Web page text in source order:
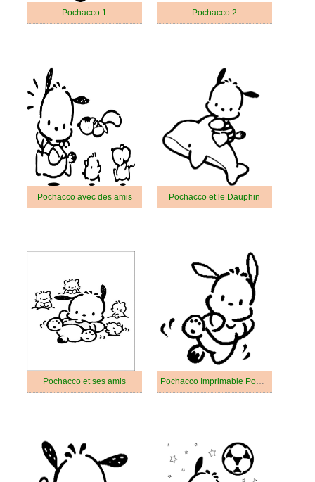
Pochacco 1 Pochacco 2
Pochacco avec des amis Pochacco et le Dauphin
Pochacco et ses amis Pochacco Imprimable Pour Enfants